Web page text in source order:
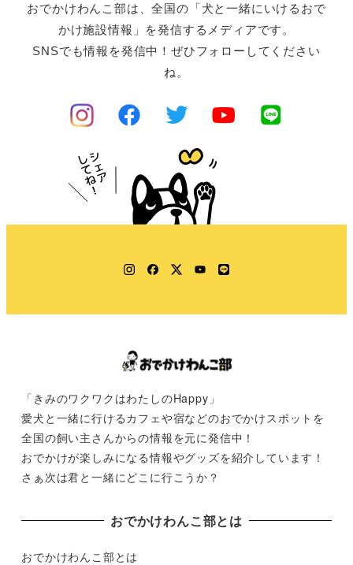
おでかけわんこ部は、全国の「犬と一緒にいけるおで
かけ施設情報」を発信するメディアです。
SNSでも情報を発信中！ぜひフォローしてください
ね。
Instagram
Facebook
TwitterYouTube
LINE
「きみのワクワクはわたしのHappy」
愛犬と一緒に行けるカフェや宿などのおでかけスポットを
全国の飼い主さんからの情報を元に発信中！
おでかけが楽しみになる情報やグッズを紹介しています！
さぁ次は君と一緒にどこに行こうか？
おでかけわんこ部とは
おでかけわんこ部とは